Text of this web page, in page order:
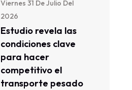
Viernes 31 De Julio Del
2026
Estudio revela las
condiciones clave
para hacer
competitivo el
transporte pesado